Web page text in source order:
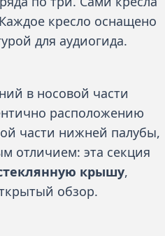
кресло оснащено
для аудиогида.
в носовой части
расположению
части нижней палубы,
отличием: эта секция
крышу,
обзор.